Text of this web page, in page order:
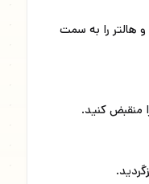
هالتر را به سمت
کنید.